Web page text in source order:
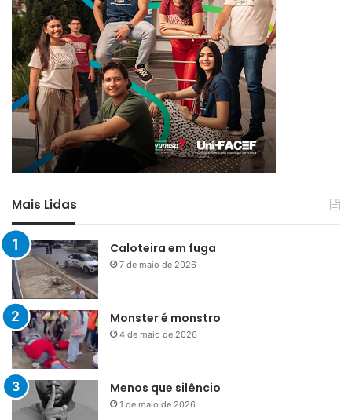
Mais Lidas
Caloteira em fuga
7 de maio de 2026
Monster é monstro
4 de maio de 2026
Menos que silêncio
1 de maio de 2026